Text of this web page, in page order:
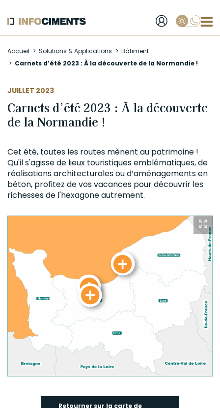
au
contenu
Accueil Solutions & Applications
Bâtiment
Carnets d’été 2023 : À la découverte de la Normandie !
JUILLET 2023
Carnets d’été 2023 : À la découverte
de la Normandie !
Cet été, toutes les routes mènent au patrimoine !
Qu'il s'agisse de lieux touristiques emblématiques, de
réalisations architecturales ou d’aménagements en
béton, profitez de vos vacances pour découvrir les
richesses de l'hexagone autrement.
Retourner sur la carte de